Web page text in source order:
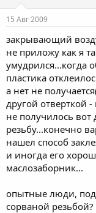
15 Авг 2009
закрывающий
не приложу как я
умудрился...когда
пластика
а нет не
другой отверткой
не получилось вот
резьбу...конечно
нашел способ
и иногда его
маслозаборник...
опытные люди,
сорваной резьбой?